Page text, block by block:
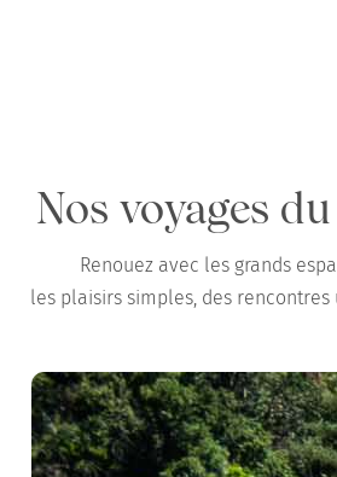
Nos voyages
Renouez avec les grands
les plaisirs simples, des